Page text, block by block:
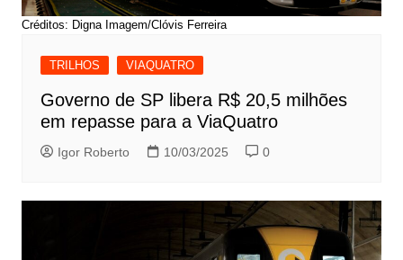
Créditos: Digna Imagem/Clóvis Ferreira
TRILHOS VIAQUATRO
Governo de SP libera R$ 20,5 milhões
em repasse para a ViaQuatro
Igor Roberto 10/03/2025 0